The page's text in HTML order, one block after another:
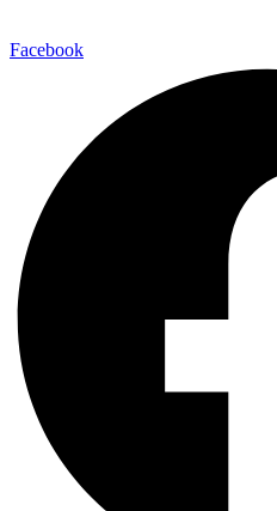
Facebook